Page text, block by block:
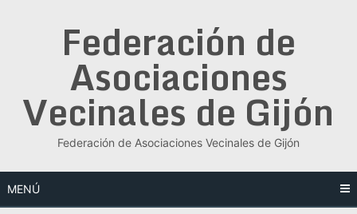
Federación de
Asociaciones
Vecinales de Gijón
Federación de Asociaciones Vecinales de Gijón
MENÚ